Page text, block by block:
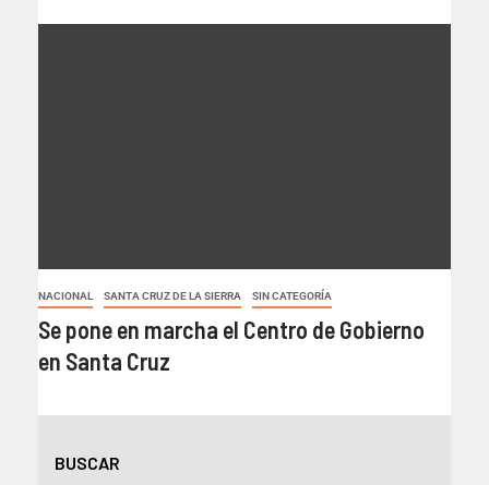
NACIONAL SANTA CRUZ DE LA SIERRA SIN CATEGORÍA
Se pone en marcha el Centro de Gobierno
en Santa Cruz
BUSCAR